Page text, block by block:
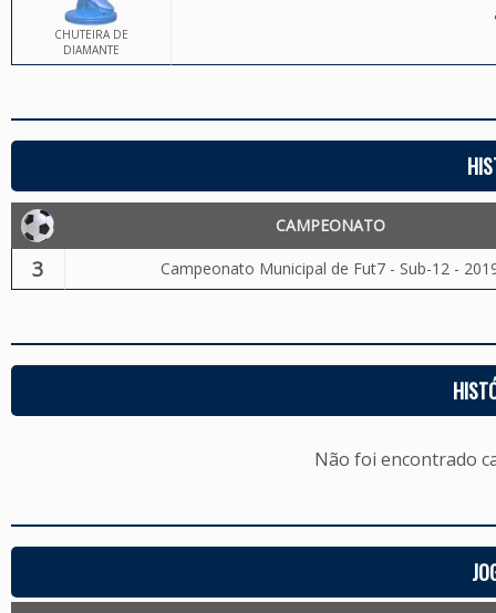
CHUTEIRA DE
DIAMANTE
CAMPEONATO
3 Campeonato Municipal de Fut7 - Sub-12 -
Não foi encontrado